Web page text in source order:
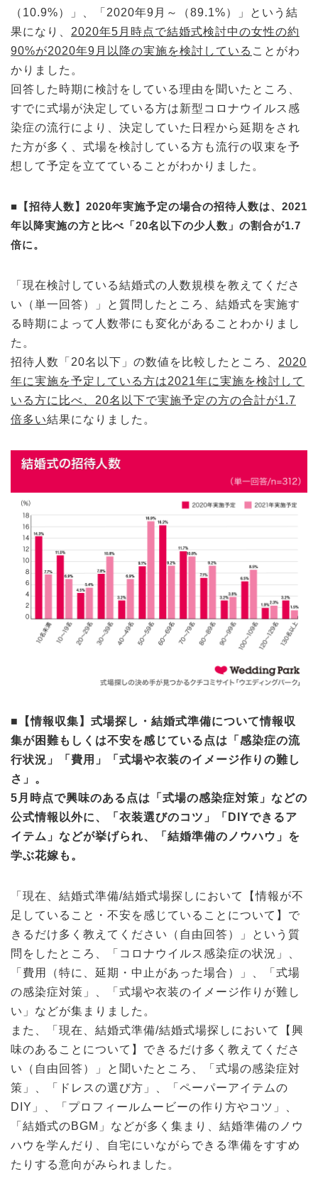
（10.9%）」、「2020年9月～（89.1%）」という結
果になり、 2020年5月時点で結婚式検討中の女性の約
90%が2020年9月以降の実施を検討している ことがわ
かりました。
回答した時期に検討をしている理由を聞いたところ、
すでに式場が決定している方は新型コロナウイルス感
染症の流行により、決定していた日程から延期をされ
た方が多く、式場を検討している方も流行の収束を予
想して予定を立てていることがわかりました。
■【招待人数】2020年実施予定の場合の招待人数は、2021
年以降実施の方と比べ「20名以下の少人数」の割合が1.7
倍に。
「現在検討している結婚式の人数規模を教えてくださ
い（単一回答）」と質問したところ、結婚式を実施す
る時期によって人数帯にも変化があることわかりまし
た。
招待人数「20名以下」の数値を比較したところ、 2020
年に実施を予定している方は2021年に実施を検討して
いる方に比べ、20名以下で実施予定の方の合計が1.7
倍多い結果になりました。
■【情報収集】式場探し・結婚式準備について情報収
集が困難もしくは不安を感じている点は「感染症の流
行状況」「費用」「式場や衣装のイメージ作りの難し
さ」。
5月時点で興味のある点は「式場の感染症対策」などの
公式情報以外に、「衣装選びのコツ」「DIYできるア
イテム」などが挙げられ、「結婚準備のノウハウ」を
学ぶ花嫁も。
「現在、結婚式準備/結婚式場探しにおいて【情報が不
足していること・不安を感じていることについて】で
きるだけ多く教えてください（自由回答）」という質
問をしたところ、「コロナウイルス感染症の状況」、
「費用（特に、延期・中止があった場合）」、「式場
の感染症対策」、「式場や衣装のイメージ作りが難し
い」などが集まりました。
また、「現在、結婚式準備/結婚式場探しにおいて【興
味のあることについて】できるだけ多く教えてくださ
い（自由回答）」と聞いたところ、「式場の感染症対
策」、「ドレスの選び方」、「ペーパーアイテムの
DIY」、「プロフィールムービーの作り方やコツ」、
「結婚式のBGM」などが多く集まり、結婚準備のノウ
ハウを学んだり、自宅にいながらできる準備をすすめ
たりする意向がみられました。